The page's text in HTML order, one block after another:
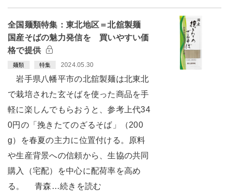
全国麺類特集：東北地区＝北舘製麺
国産そばの魅力発信を 買いやすい価
格で提供
麺類 特集 2024.05.30
岩手県八幡平市の北舘製麺は北東北
で栽培された玄そばを使った商品を手
軽に楽しんでもらおうと、参考上代34
0円の「挽きたてのざるそば」（200
g）を春夏の主力に位置付ける。原料
や生産背景への信頼から、生協の共同
購入（宅配）を中心に配荷率を高め
る。 青森…続きを読む